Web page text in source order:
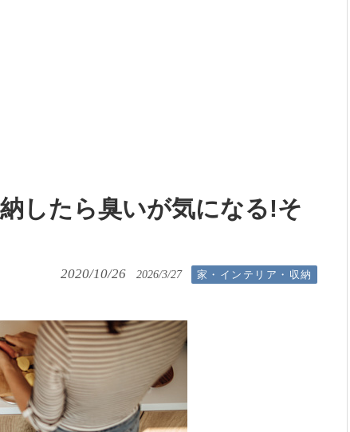
したら臭いが気になる!そ
2020/10/26 2026/3/27 家・インテリア・収納